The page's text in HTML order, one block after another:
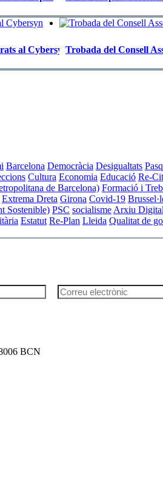
al CybersynTrobada del Consell
Barcelona Democràcia Desigualtats
Cultura Economia Educació Re-
de Barcelona) Formació i
Extrema Dreta Girona Covid-19
Sostenible) PSC socialisme Arxiu
Estatut Re-Plan Lleida Qualitat de
BCN